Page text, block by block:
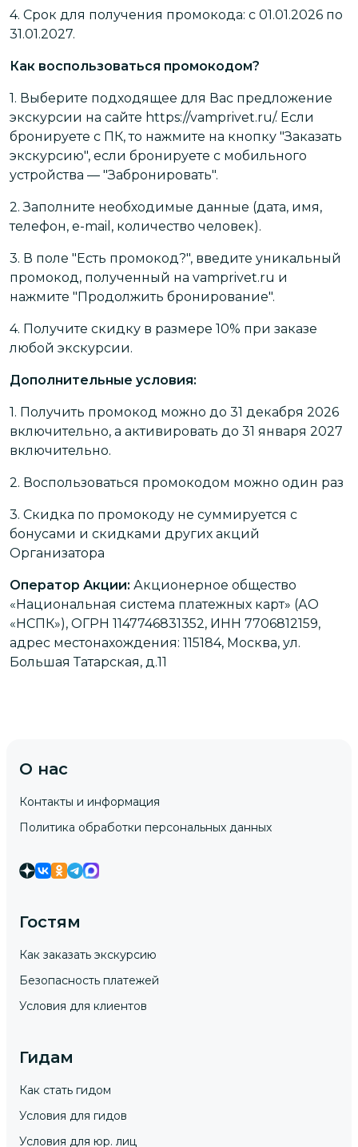
4. Срок для получения промокода: с 01.01.2026 по
31.01.2027.
Как воспользоваться промокодом?
1. Выберите подходящее для Вас предложение
экскурсии на сайте https://vamprivet.ru/. Если
бронируете с ПК, то нажмите на кнопку "Заказать
экскурсию", если бронируете с мобильного
устройства — "Забронировать".
2.Заполните необходимые данные (дата, имя,
телефон, e-mail, количество человек).
3. В поле "Есть промокод?", введите уникальный
промокод, полученный на vamprivet.ru и
нажмите "Продолжить бронирование".
4. Получите скидку в размере 10% при заказе
любой экскурсии.
Дополнительные условия:
1. Получить промокод можно до 31 декабря 2026
включительно, а активировать до 31 января 2027
включительно.
2. Воспользоваться промокодом можно один раз
3. Скидка по промокоду не суммируется с
бонусами и скидками других акций
Организатора
Оператор Акции: Акционерное общество
«Национальная система платежных карт» (АО
«НСПК»), ОГРН 1147746831352, ИНН 7706812159,
адрес местонахождения: 115184, Москва, ул.
Большая Татарская, д.11
О нас
Контакты и информация
Политика обработки персональных данных
Гостям
Как заказать экскурсию
Безопасность платежей
Условия для клиентов
Гидам
Как стать гидом
Условия для гидов
Условия для юр. лиц